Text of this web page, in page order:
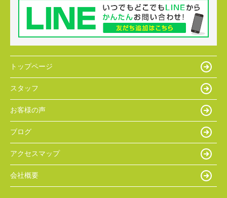
トップページ
スタッフ
お客様の声
ブログ
アクセスマップ
会社概要